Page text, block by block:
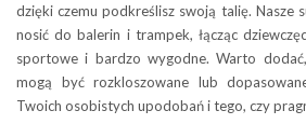
dzięki czemu podkreślisz swoją talię. Nasze
nosić do balerin i trampek, łącząc
sportowe i bardzo wygodne. Warto
mogą być rozkloszowane lub
Twoich osobistych upodobań i tego, czy